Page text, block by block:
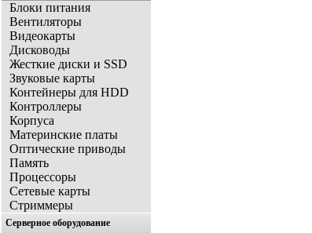
Блоки питания
Вентиляторы
Видеокарты
Дисководы
Жесткие диски и SSD
Звуковые карты
Контейнеры для HDD
Контроллеры
Корпуса
Материнские платы
Оптические приводы
Память
Процессоры
Сетевые карты
Стриммеры
Серверное оборудование